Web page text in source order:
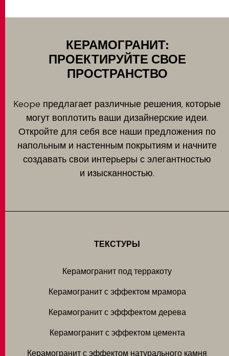
КЕРАМОГРАНИТ:
ПРОЕКТИРУЙТЕ СВОЕ
ПРОСТРАНСТВО
Keope предлагает различные решения, которые
могут воплотить ваши дизайнерские идеи.
Откройте для себя все наши предложения по
напольным и настенным покрытиям и начните
создавать свои интерьеры с элегантностью
и изысканностью.
ТЕКСТУРЫ
Керамогранит под терракоту
Керамогранит с эффектом мрамора
Керамогранит с эфффектом дерева
Керамогранит с эффектом цемента
Керамогранит с эффектом натурального камня